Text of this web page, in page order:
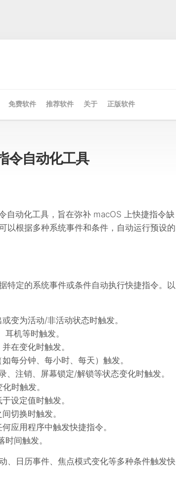
免费软件 推荐软件 关于 正版软件
令自动化工具
自动化工具，旨在弥补 macOS 上快捷指令缺
以根据多种系统事件和条件，自动运行预设的
特定的系统事件或条件自动执行快捷指令。以
变为活动/非活动状态时触发。
耳机等时触发。
在变化时触发。
每分钟、每小时、每天）触发。
、注销、屏幕锁定/解锁等状态变化时触发。
时触发。
设定值时触发。
切换时触发。
应用程序中触发快捷指令。
时间触发。
、日历事件、焦点模式变化等多种条件触发快